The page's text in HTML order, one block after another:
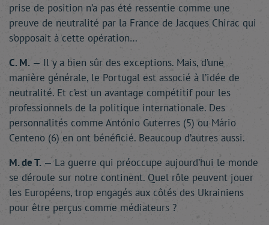
prise de position n’a pas été ressentie comme une
preuve de neutralité par la France de Jacques Chirac qui
s’opposait à cette opération…
C. M. — Il y a bien sûr des exceptions. Mais, d’une
manière générale, le Portugal est associé à l’idée de
neutralité. Et c’est un avantage compétitif pour les
professionnels de la politique internationale. Des
personnalités comme António Guterres (5) ou Mário
Centeno (6) en ont bénéficié. Beaucoup d’autres aussi.
M. de T. — La guerre qui préoccupe aujourd’hui le monde
se déroule sur notre continent. Quel rôle peuvent jouer
les Européens, trop engagés aux côtés des Ukrainiens
pour être perçus comme médiateurs ?